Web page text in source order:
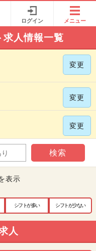
ログイン メニュー
求人情報一覧
変更
変更
変更
検索
表示
シフトが多い シフトが少ない
人